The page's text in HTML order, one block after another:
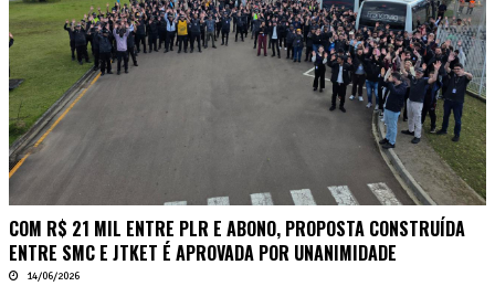
COM R$ 21 MIL ENTRE PLR E ABONO, PROPOSTA CONSTRUÍDA
ENTRE SMC E JTKET É APROVADA POR UNANIMIDADE
14/06/2026